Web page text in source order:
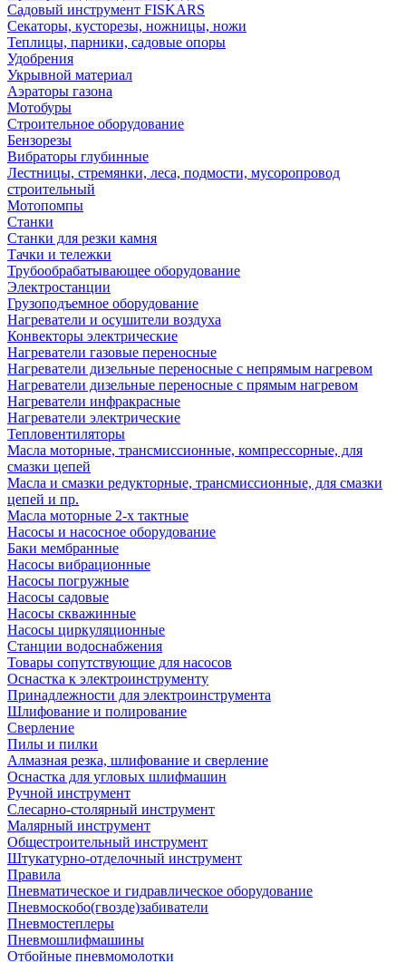
Садовый инструмент FISKARS
Секаторы, кусторезы, ножницы, ножи
Теплицы, парники, садовые опоры
Удобрения
Укрывной материал
Аэраторы газона
Мотобуры
Строительное оборудование
Бензорезы
Вибраторы глубинные
Лестницы, стремянки, леса, подмости, мусоропровод
строительный
Мотопомпы
Станки
Станки для резки камня
Тачки и тележки
Трубообрабатывающее оборудование
Электростанции
Грузоподъемное оборудование
Нагреватели и осушители воздуха
Конвекторы электрические
Нагреватели газовые переносные
Нагреватели дизельные переносные с непрямым нагревом
Нагреватели дизельные переносные с прямым нагревом
Нагреватели инфракрасные
Нагреватели электрические
Тепловентиляторы
Масла моторные, трансмиссионные, компрессорные, для
смазки цепей
Масла и смазки редукторные, трансмиссионные, для смазки
цепей и пр.
Масла моторные 2-х тактные
Насосы и насосное оборудование
Баки мембранные
Насосы вибрационные
Насосы погружные
Насосы садовые
Насосы скважинные
Насосы циркуляционные
Станции водоснабжения
Товары сопутствующие для насосов
Оснастка к электроинструменту
Принадлежности для электроинструмента
Шлифование и полирование
Сверление
Пилы и пилки
Алмазная резка, шлифование и сверление
Оснастка для угловых шлифмашин
Ручной инструмент
Слесарно-столярный инструмент
Малярный инструмент
Общестроительный инструмент
Штукатурно-отделочный инструмент
Правила
Пневматическое и гидравлическое оборудование
Пневмоскобо(гвозде)забиватели
Пневмостеплеры
Пневмошлифмашины
Отбойные пневмомолотки